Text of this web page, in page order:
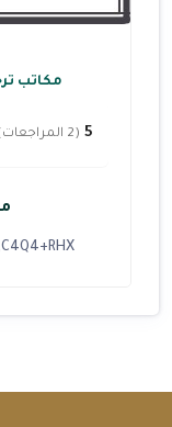
مكاتب
5 (2 المراجعات)
C4Q4+RHX, شارع 10، حي, السوق، الدمام 32242